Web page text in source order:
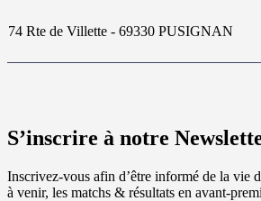
74 Rte de Villette - 69330 PUSIGNAN
S’inscrire à notre
Inscrivez-vous afin d’être informé de la vie
à venir, les matchs & résultats en avant-